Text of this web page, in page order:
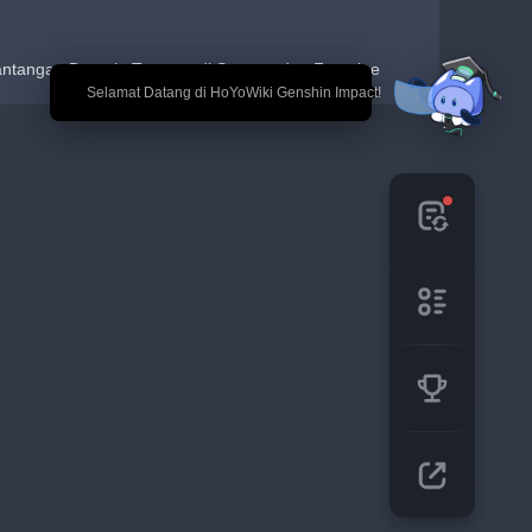
🎉 Selamat Datang di HoYoWiki Genshin Impact!
Domain Trounce di Sumeru dan Fontaine